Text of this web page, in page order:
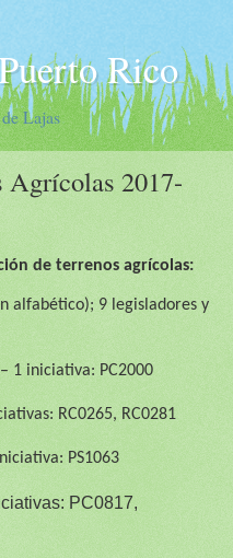
Rico
Lajas
2017-
de terrenos agrícolas:
alfabético); 9 legisladores y
– 1 iniciativa: PC2000
RC0265, RC0281
PS1063
PC0817,